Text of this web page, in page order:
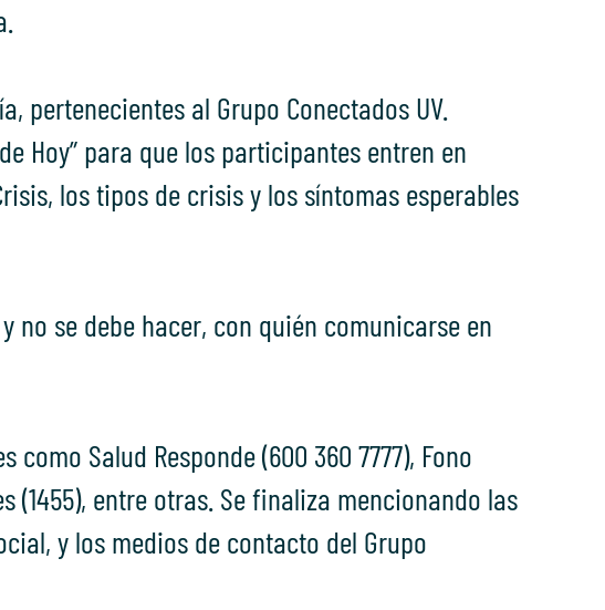
pertenecientes al Grupo Conectados UV.
Hoy” para que los participantes entren en
los tipos de crisis y los síntomas esperables
no se debe hacer, con quién comunicarse en
Salud Responde (600 360 7777), Fono
(1455), entre otras. Se finaliza mencionando las
y los medios de contacto del Grupo